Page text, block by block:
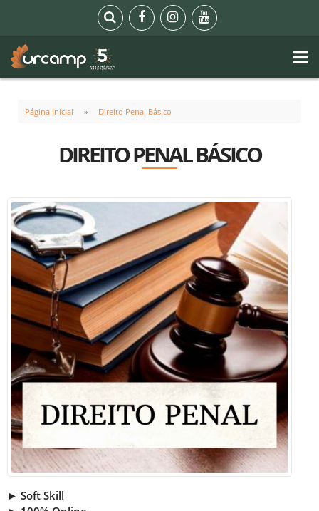
Página Inicial Direito Penal Básico
DIREITO PENAL BÁSICO
► Soft Skill